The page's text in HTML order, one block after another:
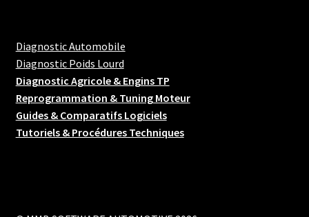
Diagnostic Automobile
Diagnostic Poids Lourd
Diagnostic Agricole & Engins TP
Reprogrammation & Tuning Moteur
Guides & Comparatifs Logiciels
Tutoriels & Procédures Techniques